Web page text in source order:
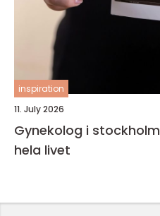
inspiration
11. July 2026
Gynekolog i stockholm trygg vård genom
hela livet